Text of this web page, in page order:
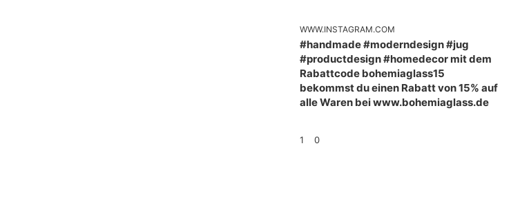
WWW.INSTAGRAM.COM
#handmade #moderndesign #jug
#productdesign #homedecor mit dem
Rabattcode bohemiaglass15
bekommst du einen Rabatt von 15% auf
alle Waren bei www.bohemiaglass.de
1 0